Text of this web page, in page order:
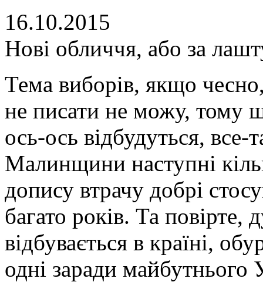
16.10.2015
Нові обличчя, або за
Тема виборів, якщо
не писати не можу, тому
ось-ось відбудуться,
Малинщини наступні
допису втрачу добрі
багато років. Та
відбувається в країні,
одні заради майбутнього